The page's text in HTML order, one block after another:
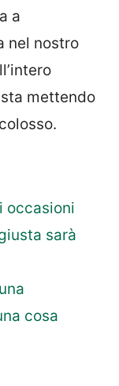
a
nel nostro
mettendo
occasioni
sarà
cosa